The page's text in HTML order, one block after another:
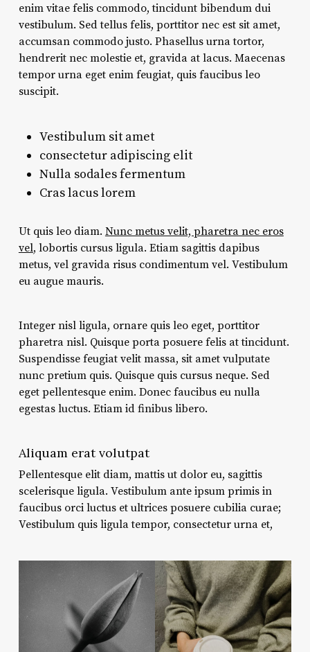
enim vitae felis commodo, tincidunt bibendum dui
vestibulum. Sed tellus felis, porttitor nec est sit amet,
accumsan commodo justo. Phasellus urna tortor,
hendrerit nec molestie et, gravida at lacus. Maecenas
tempor urna eget enim feugiat, quis faucibus leo
suscipit.
Vestibulum sit amet
consectetur adipiscing elit
Nulla sodales fermentum
Cras lacus lorem
Ut quis leo diam. Nunc metus velit, pharetra nec eros
vel, lobortis cursus ligula. Etiam sagittis dapibus
metus, vel gravida risus condimentum vel. Vestibulum
eu augue mauris.
Integer nisl ligula, ornare quis leo eget, porttitor
pharetra nisl. Quisque porta posuere felis at tincidunt.
Suspendisse feugiat velit massa, sit amet vulputate
nunc pretium quis. Quisque quis cursus neque. Sed
eget pellentesque enim. Donec faucibus eu nulla
egestas luctus. Etiam id finibus libero.
Aliquam erat volutpat
Pellentesque elit diam, mattis ut dolor eu, sagittis
scelerisque ligula. Vestibulum ante ipsum primis in
faucibus orci luctus et ultrices posuere cubilia curae;
Vestibulum quis ligula tempor, consectetur urna et,